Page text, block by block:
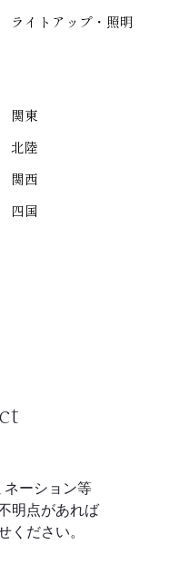
ライトアップ・照明
関東
北陸
関西
四国
ネーション等
明点があれば
ください。